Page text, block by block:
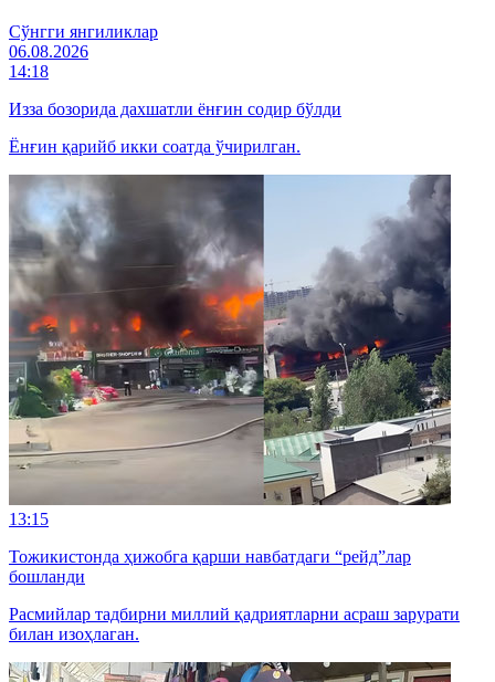
Cўнгги янгиликлар
06.08.2026
14:18
Изза бозорида дахшатли ёнғин содир бўлди
Ёнғин қарийб икки соатда ўчирилган.
13:15
Тожикистонда ҳижобга қарши навбатдаги “рейд”лар
бошланди
Расмийлар тадбирни миллий қадриятларни асраш зарурати
билан изоҳлаган.